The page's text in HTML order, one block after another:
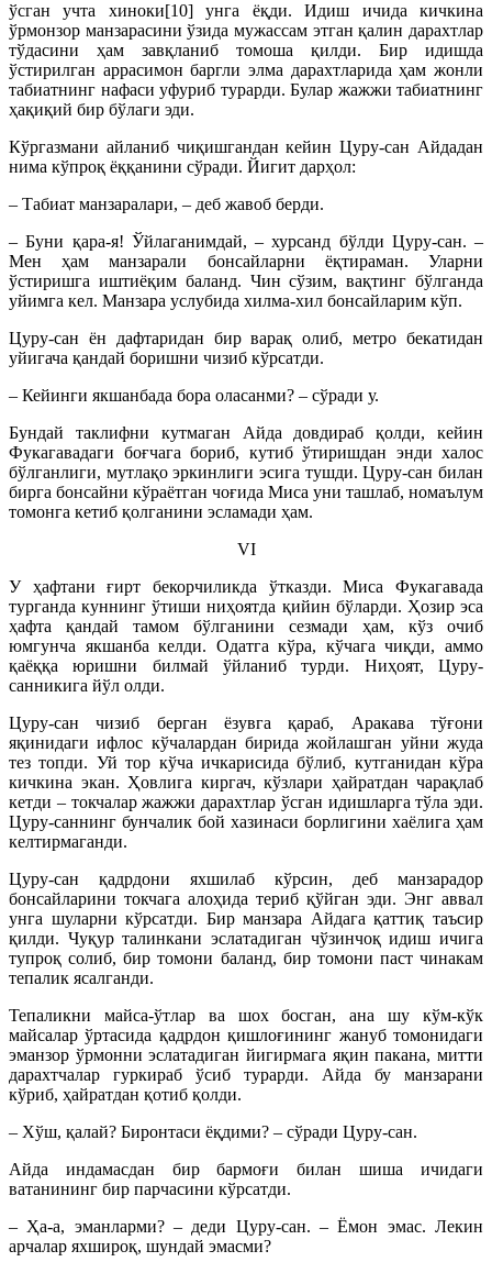
ўсган учта хиноки[10] унга ёқди. Идиш ичида кичкина
ўрмонзор манзарасини ўзида мужассам этган қалин дарахтлар
тўдасини ҳам завқланиб томоша қилди. Бир идишда
ўстирилган аррасимон баргли элма дарахтларида ҳам жонли
табиатнинг нафаси уфуриб турарди. Булар жажжи табиатнинг
ҳақиқий бир бўлаги эди.
Кўргазмани айланиб чиқишгандан кейин Цуру-сан Айдадан
нима кўпроқ ёққанини сўради. Йигит дарҳол:
– Табиат манзаралари, – деб жавоб берди.
– Буни қара-я! Ўйлаганимдай, – хурсанд бўлди Цуру-сан. –
Мен ҳам манзарали бонсайларни ёқтираман. Уларни
ўстиришга иштиёқим баланд. Чин сўзим, вақтинг бўлганда
уйимга кел. Манзара услубида хилма-хил бонсайларим кўп.
Цуру-сан ён дафтаридан бир варақ олиб, метро бекатидан
уйигача қандай боришни чизиб кўрсатди.
– Кейинги якшанбада бора оласанми? – сўради у.
Бундай таклифни кутмаган Айда довдираб қолди, кейин
Фукагавадаги боғчага бориб, кутиб ўтиришдан энди халос
бўлганлиги, мутлақо эркинлиги эсига тушди. Цуру-сан билан
бирга бонсайни кўраётган чоғида Миса уни ташлаб, номаълум
томонга кетиб қолганини эсламади ҳам.
VI
У ҳафтани ғирт бекорчиликда ўтказди. Миса Фукагавада
турганда куннинг ўтиши ниҳоятда қийин бўларди. Ҳозир эса
ҳафта қандай тамом бўлганини сезмади ҳам, кўз очиб
юмгунча якшанба келди. Одатга кўра, кўчага чиқди, аммо
қаёққа юришни билмай ўйланиб турди. Ниҳоят, Цуру-
санникига йўл олди.
Цуру-сан чизиб берган ёзувга қараб, Аракава тўғони
яқинидаги ифлос кўчалардан бирида жойлашган уйни жуда
тез топди. Уй тор кўча ичкарисида бўлиб, кутганидан кўра
кичкина экан. Ҳовлига киргач, кўзлари ҳайратдан чарақлаб
кетди – токчалар жажжи дарахтлар ўсган идишларга тўла эди.
Цуру-саннинг бунчалик бой хазинаси борлигини хаёлига ҳам
келтирмаганди.
Цуру-сан қадрдони яхшилаб кўрсин, деб манзарадор
бонсайларини токчага алоҳида териб қўйган эди. Энг аввал
унга шуларни кўрсатди. Бир манзара Айдага қаттиқ таъсир
қилди. Чуқур талинкани эслатадиган чўзинчоқ идиш ичига
тупроқ солиб, бир томони баланд, бир томони паст чинакам
тепалик ясалганди.
Тепаликни майса-ўтлар ва шох босган, ана шу кўм-кўк
майсалар ўртасида қадрдон қишлоғининг жануб томонидаги
эманзор ўрмонни эслатадиган йигирмага яқин пакана, митти
дарахтчалар гуркираб ўсиб турарди. Айда бу манзарани
кўриб, ҳайратдан қотиб қолди.
– Хўш, қалай? Биронтаси ёқдими? – сўради Цуру-сан.
Айда индамасдан бир бармоғи билан шиша ичидаги
ватанининг бир парчасини кўрсатди.
– Ҳа-а, эманларми? – деди Цуру-сан. – Ёмон эмас. Лекин
арчалар яхшироқ, шундай эмасми?